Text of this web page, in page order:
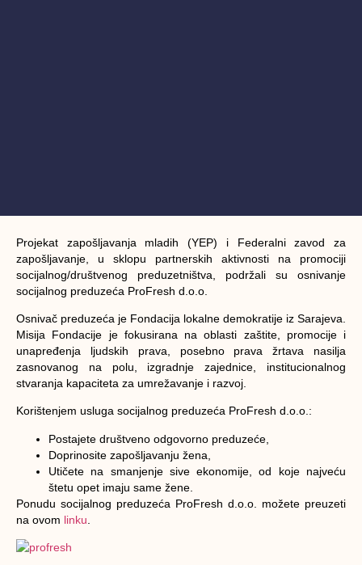
Projekat zapošljavanja mladih (YEP) i Federalni zavod za
zapošljavanje, u sklopu partnerskih aktivnosti na promociji
socijalnog/društvenog preduzetništva, podržali su osnivanje
socijalnog preduzeća ProFresh d.o.o.
Osnivač preduzeća je Fondacija lokalne demokratije iz Sarajeva.
Misija Fondacije je fokusirana na oblasti zaštite, promocije i
unapređenja ljudskih prava, posebno prava žrtava nasilja
zasnovanog na polu, izgradnje zajednice, institucionalnog
stvaranja kapaciteta za umrežavanje i razvoj.
Korištenjem usluga socijalnog preduzeća ProFresh d.o.o.:
Postajete društveno odgovorno preduzeće,
Doprinosite zapošljavanju žena,
Utičete na smanjenje sive ekonomije, od koje najveću
štetu opet imaju same žene.
Ponudu socijalnog preduzeća ProFresh d.o.o. možete preuzeti
na ovom linku